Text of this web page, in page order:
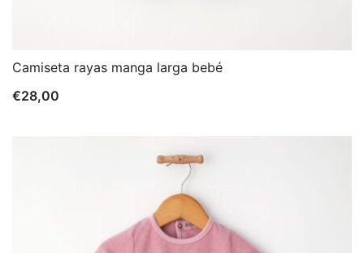
Camiseta rayas manga larga bebé
€28,00